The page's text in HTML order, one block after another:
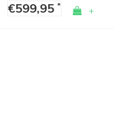
€599,95 * +